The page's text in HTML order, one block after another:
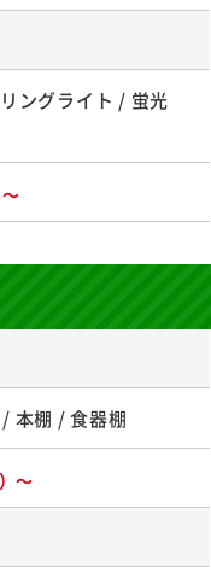
ングライト / 蛍光
本棚 / 食器棚
～